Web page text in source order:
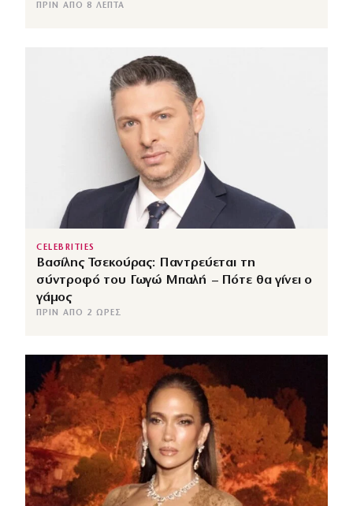
ΠΡΙΝ ΑΠΌ 8 ΛΕΠΤΆ
CELEBRITIES
Βασίλης Τσεκούρας: Παντρεύεται τη
σύντροφό του Γωγώ Μπαλή – Πότε θα γίνει ο
γάμος
ΠΡΙΝ ΑΠΌ 2 ΏΡΕΣ